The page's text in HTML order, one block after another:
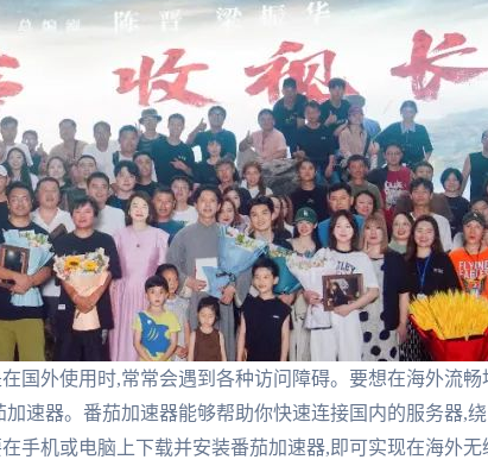
国外使用时,常常会遇到各种访问障碍。要想在海外流畅
速器。番茄加速器能够帮助你快速连接国内的服务器,绕
手机或电脑上下载并安装番茄加速器,即可实现在海外无